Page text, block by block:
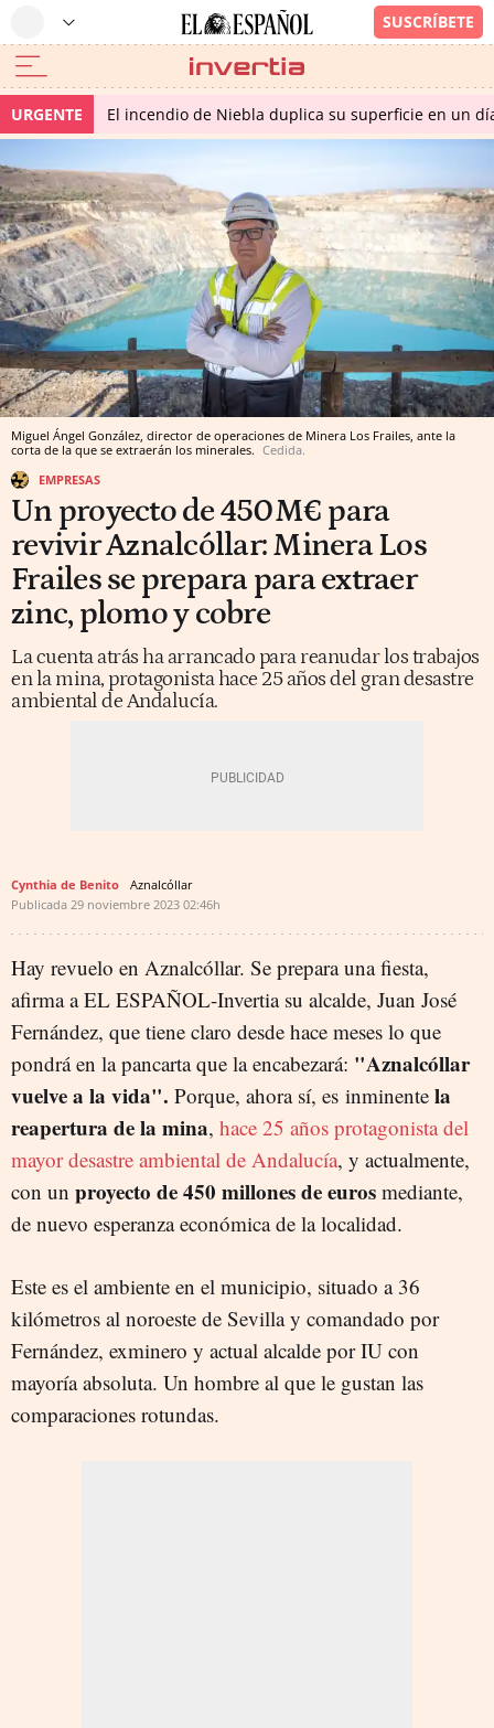
URGENTE El incendio de Niebla duplica su superficie en un
Miguel Ángel González, director de operaciones de Minera Los Frailes, ante la
corta de la que se extraerán los minerales. Cedida.
EMPRESAS
Un proyecto de 450M€ para
revivir Aznalcóllar: Minera Los
Frailes se prepara para extraer
zinc, plomo y cobre
La cuenta atrás ha arrancado para reanudar los trabajos
en la mina, protagonista hace 25 años del gran desastre
ambiental de Andalucía.
Cynthia de Benito
Aznalcóllar
Publicada 29 noviembre 2023 02:46h
Hay revuelo en Aznalcóllar. Se prepara una fiesta,
afirma a EL ESPAÑOL-Invertia su alcalde, Juan José
Fernández, que tiene claro desde hace meses lo que
pondrá en la pancarta que la encabezará: "Aznalcóllar
vuelve a la vida". Porque, ahora sí, es inminente la
reapertura de la mina, hace 25 años protagonista del
mayor desastre ambiental de Andalucía, y actualmente,
con un proyecto de 450 millones de euros mediante,
de nuevo esperanza económica de la localidad.
Este es el ambiente en el municipio, situado a 36
kilómetros al noroeste de Sevilla y comandado por
Fernández, exminero y actual alcalde por IU con
mayoría absoluta. Un hombre al que le gustan las
comparaciones rotundas.